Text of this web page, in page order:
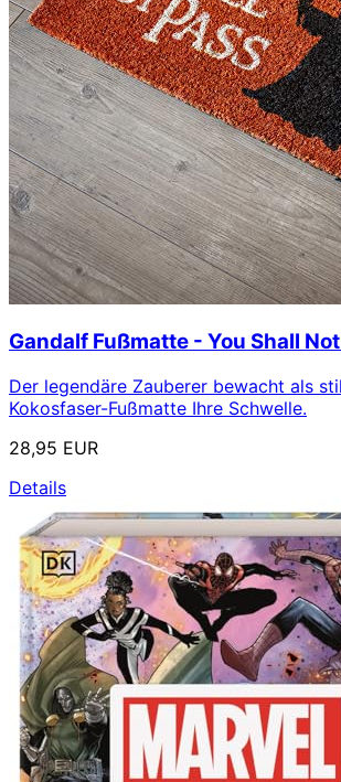
Gandalf Fußmatte - You Shall
Der legendäre Zauberer bewacht als
Kokosfaser-Fußmatte Ihre Schwelle.
28,95 EUR
Details